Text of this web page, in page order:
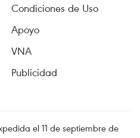
Condiciones de Uso
Apoyo
VNA
Publicidad
el 11 de septiembre de